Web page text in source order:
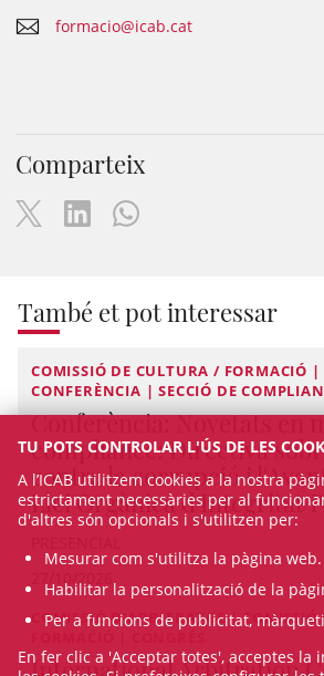
formacio@icab.cat
Comparteix
També et pot interessar
COMISSIÓ DE CULTURA / FORMACIÓ
CONFERÈNCIA | SECCIÓ DE
Conferència: Novetats en
compliance: Directiva
contra la corrupció i
Llei Orgànica d'Integritat
COMISSIÓ D'ARBITRATGE |
International Arbitration
TU POTS CONTROLAR L'ÚS DE LES
A l’ICAB utilitzem cookies a la nostra
estrictament necessàries per al
d'altres són opcionals i s'utilitzen per:
Mesurar com s'utilitza la pàgina web.
Habilitar la personalització de la
Per a funcions de publicitat,
En fer clic a 'Acceptar totes', acceptes la